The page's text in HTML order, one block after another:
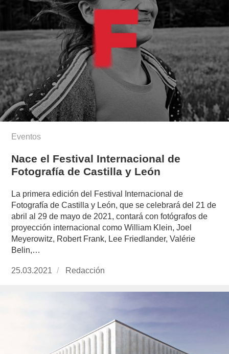
Eventos
Nace el Festival Internacional de
Fotografía de Castilla y León
La primera edición del Festival Internacional de
Fotografía de Castilla y León, que se celebrará del 21 de
abril al 29 de mayo de 2021, contará con fotógrafos de
proyección internacional como William Klein, Joel
Meyerowitz, Robert Frank, Lee Friedlander, Valérie
Belin,…
Publicado
25.03.2021 https://www.experimenta.es/author/redaccion/
Redacción